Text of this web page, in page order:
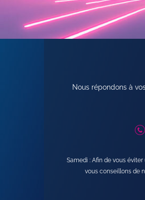
Nous répondons à
Samedi : Afin de vous
vous conseillons de